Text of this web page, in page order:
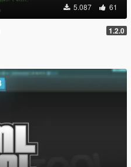
5.087 61
1.2.0